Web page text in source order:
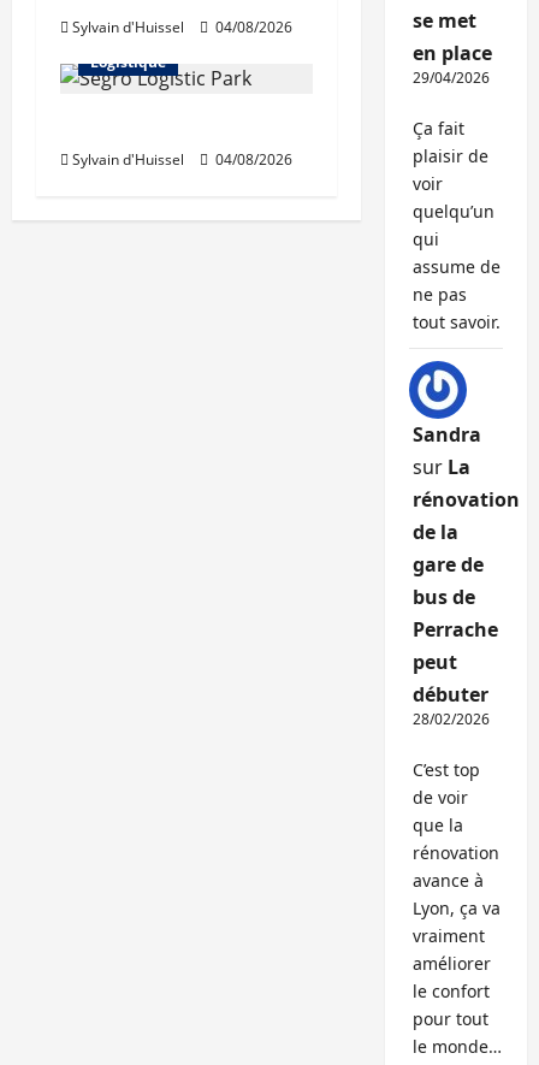
Sylvain d'Huissel 04/08/2026
Immo d'entreprise
Logistique
Sylvain d'Huissel 04/08/2026
se met
en place
29/04/2026
Ça fait
plaisir de
voir
quelqu’un
qui
assume de
ne pas
tout savoir.
Sandra
sur La
rénovation
de la
gare de
bus de
Perrache
peut
débuter
28/02/2026
C’est top
de voir
que la
rénovation
avance à
Lyon, ça va
vraiment
améliorer
le confort
pour tout
le monde…